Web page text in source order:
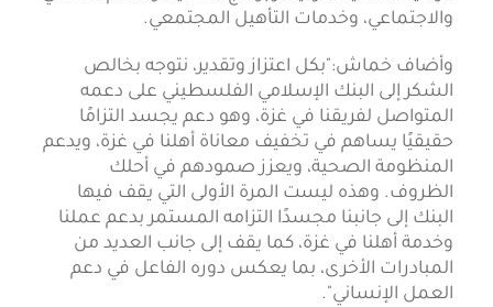
والاجتماعي، وخدمات التأهيل المجتمعي.
وأضاف خماش:"بكل اعتزاز وتقدير، نتوجه بخالص
الشكر إلى البنك الإسلامي الفلسطيني على دعمه
المتواصل لفريقنا في غزة، وهو دعم يجسد التزامًا
حقيقيًا يساهم في تخفيف معاناة أهلنا في غزة، ويدعم
المنظومة الصحية، ويعزز صمودهم في أحلك
الظروف. وهذه ليست المرة الأولى التي يقف فيها
البنك إلى جانبنا مجسدًا التزامه المستمر بدعم عملنا
وخدمة أهلنا في غزة، كما يقف إلى جانب العديد من
المبادرات الأخرى، بما يعكس دوره الفاعل في دعم
العمل الإنساني".